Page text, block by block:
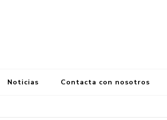
Noticias Contacta con nosotros